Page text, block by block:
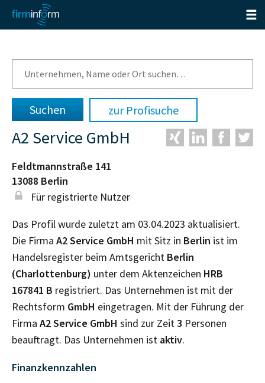
zur Profisuche
A2 Service GmbH
Feldtmannstraße 141
13088 Berlin
Für registrierte Nutzer
Das Profil wurde zuletzt am 03.04.2023 aktualisiert.
Die Firma A2 Service GmbH mit Sitz in Berlin ist im
Handelsregister beim Amtsgericht Berlin
(Charlottenburg) unter dem Aktenzeichen HRB
167841 B registriert. Das Unternehmen ist mit der
Rechtsform GmbH eingetragen. Mit der Führung der
Firma A2 Service GmbH sind zur Zeit3 Personen
beauftragt. Das Unternehmen ist aktiv.
Finanzkennzahlen